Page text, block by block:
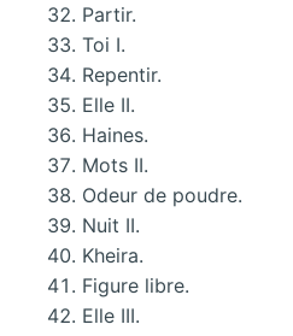
Partir.
Toi I.
Repentir.
Elle II.
Haines.
Mots II.
Odeur de poudre.
Nuit II.
Kheira.
Figure libre.
Elle III.